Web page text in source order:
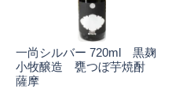
一尚シルバー 720ml 黒麹
小牧醸造 甕つぼ芋焼酎
薩摩